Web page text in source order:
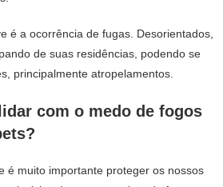
é a ocorrência de fugas. Desorientados,
de suas residências, podendo se
principalmente atropelamentos.
com o medo de fogos
é muito importante proteger os nossos